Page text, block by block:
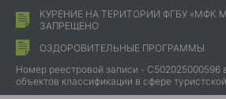
КУРЕНИЕ НА ТЕРИТОРИИ ФГБУ «МФК
ЗАПРЕЩЕНО
ОЗДОРОВИТЕЛЬНЫЕ ПРОГРАММЫ
Номер реестровой записи - С502025000596
объектов классификации в сфере